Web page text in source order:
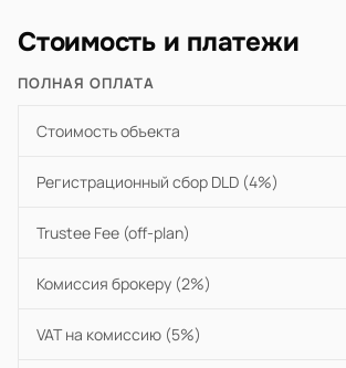
Стоимость и платежи
ПОЛНАЯ ОПЛАТА
Стоимость объекта
Регистрационный сбор DLD (4%)
Trustee Fee (off-plan)
Комиссия брокеру (2%)
VAT на комиссию (5%)